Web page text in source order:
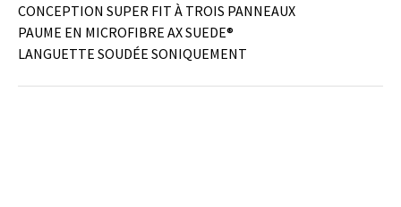
CONCEPTION SUPER FIT À TROIS PANNEAUX
PAUME EN MICROFIBRE AX SUEDE®
LANGUETTE SOUDÉE SONIQUEMENT